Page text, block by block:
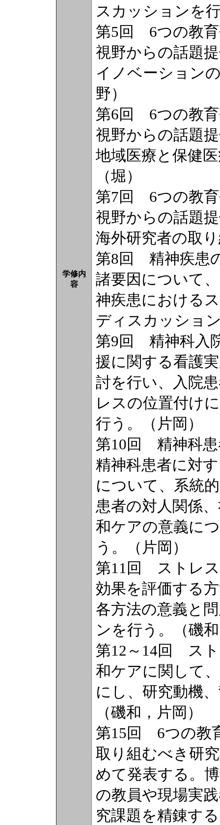
学修内
容
スカッションを
第5回 6つの教育
視野からの話題
イノベーション
野）
第6回 6つの教育
視野からの話題
地域医療と保健
（堀）
第7回 6つの教育
視野からの話題
海外研究者の取
第8回 精神疾患
諸要因について
神疾患における
ディスカッショ
第9回 精神科入
援に関する看護
討を行い、入院
レスの位置付け
行う。（片岡）
第10回 精神科患
精神科患者に対
について、系統
患者の対人関係
和ケアの意義に
う。（片岡）
第11回 ストレス
効果を評価する
各方法の意義と
ンを行う。（磯
第12～14回 ス
和ケアに関して
にし、研究動機
（磯和，片岡）
第15回 6つの教
取り組むべき研
めて発表する。
の教員や現場実
究課題を精錬す